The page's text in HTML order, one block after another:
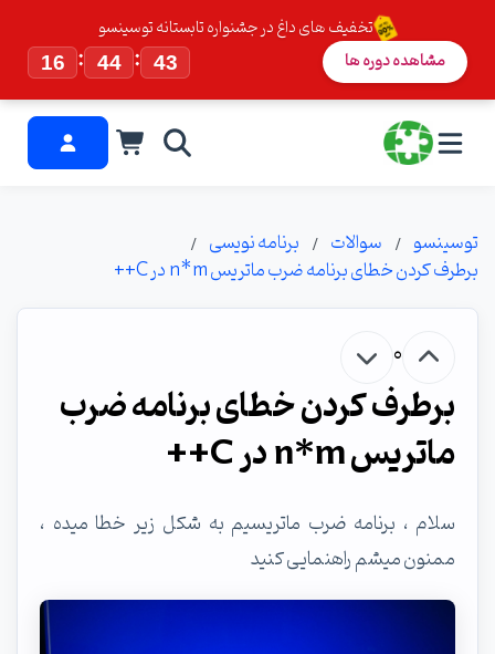
تخفیف های داغ در جشنواره تابستانه توسینسو
16
: 44 : 42 مشاهده دوره ها
توسینسو سوالات
برنامه نویسی
برطرف کردن خطای برنامه ضرب ماتریس n*m در C++
0
برطرف کردن خطای برنامه ضرب
ماتریس n*m در C++
سلام ، برنامه ضرب ماتریسیم به شکل زیر خطا میده ،
ممنون میشم راهنمایی کنید